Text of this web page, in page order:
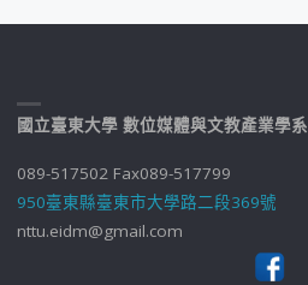
國立臺東大學 數位媒體與文教產業學系
089-517502 Fax089-517799
950臺東縣臺東市大學路二段369號
nttu.eidm@gmail.com